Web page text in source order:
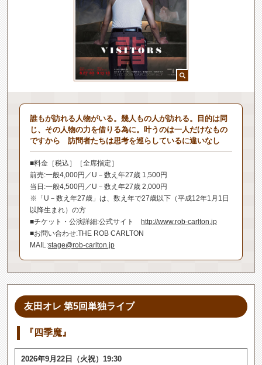
誰もが訪れる人物がいる。幾人もの人が訪れる。目的は同
じ、その人物の力を借りる為に。叶うのは一人だけなもの
ですから 訪問者たちは思考を巡らしているに違いなし
■料金［税込］［全席指定］
前売:一般4,000円／U－数え年27歳 1,500円
当日:一般4,500円／U－数え年27歳 2,000円
※「U－数え年27歳」は、数え年で27歳以下（平成12年1月1日
以降生まれ）の方
■チケット・公演詳細:公式サイト http://www.rob-carlton.jp
■お問い合わせ:THE ROB CARLTON
MAIL:stage@rob-carlton.jp
友田オレ 第5回単独ライブ
『四季魔』
2026年9月22日（火祝）19:30